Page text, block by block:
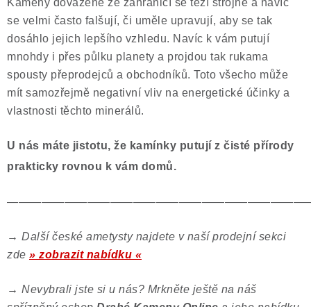
Kameny dovážené ze zahraničí se těží strojně a navíc
se velmi často falšují, či uměle upravují, aby se tak
dosáhlo jejich lepšího vzhledu. Navíc k vám putují
mnohdy i přes půlku planety a projdou tak rukama
spousty přeprodejců a obchodníků. Toto všecho může
mít samozřejmě negativní vliv na energetické účinky a
vlastnosti těchto minerálů.
U nás máte jistotu, že kamínky putují z čisté přírody
prakticky rovnou k vám domů.
→ Další české ametysty najdete v naší prodejní sekci
zde » zobrazit nabídku «
→ Nevybrali jste si u nás? Mrkněte ještě na náš